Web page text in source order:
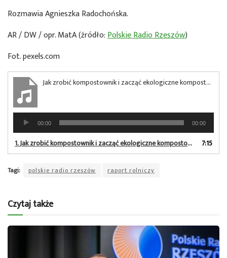
Rozmawia Agnieszka Radochońska.
AR / DW / opr. MatA (źródło:Polskie Radio Rzeszów)
Fot. pexels.com
Jak zrobić kompostownik i zacząć ekologiczne kompostowanie
Odtwarzacz
plików
dźwiękowych
00:00 00:00
1.Jak zrobić kompostownik i zacząć ekologiczne kompostowanie 7:15
Tagi: polskie radio rzeszów raport rolniczy
Czytaj także